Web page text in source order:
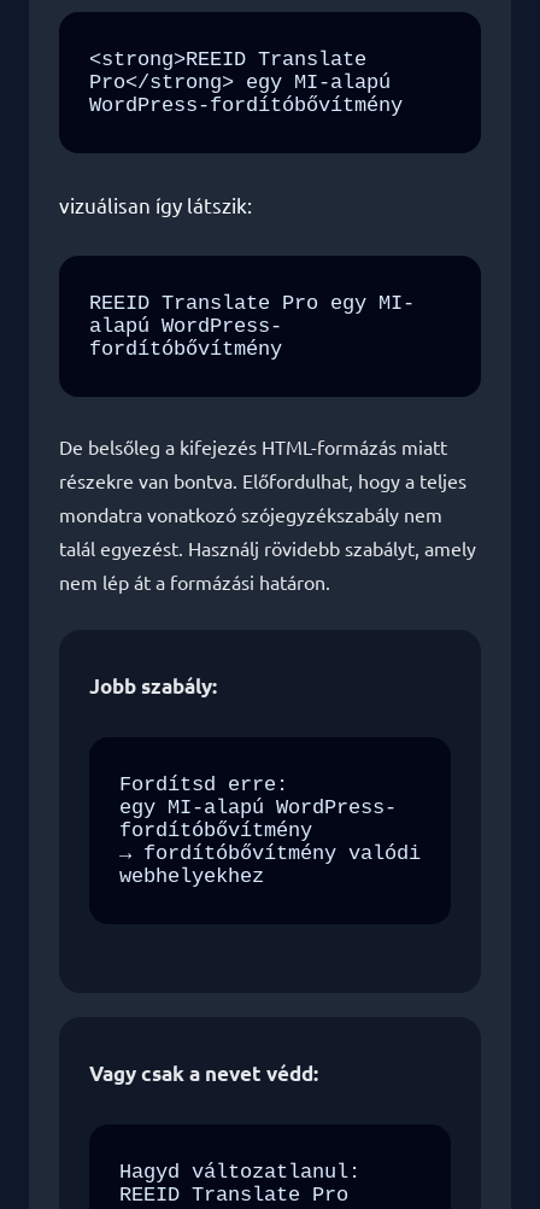
<strong>REEID Translate
Pro</strong> egy MI-alapú
WordPress-fordítóbővítmény
vizuálisan így látszik:
REEID Translate Pro egy MI-
alapú WordPress-
fordítóbővítmény
De belsőleg a kifejezés HTML-formázás miatt
részekre van bontva. Előfordulhat, hogy a teljes
mondatra vonatkozó szójegyzékszabály nem
talál egyezést. Használj rövidebb szabályt, amely
nem lép át a formázási határon.
Jobb szabály:
Fordítsd erre:
egy MI-alapú WordPress-
fordítóbővítmény
→ fordítóbővítmény valódi
webhelyekhez
Vagy csak a nevet védd:
Hagyd változatlanul:
REEID Translate Pro